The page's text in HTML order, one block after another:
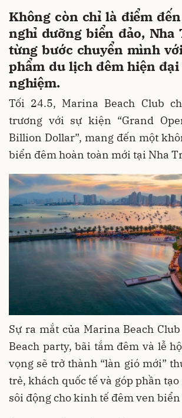
Không còn chỉ là điểm
nghỉ dưỡng biển đảo, Nha
từng bước chuyển mình
phẩm du lịch đêm hiện
nghiệm.
Tối 24.5, Marina Beach Club
trương với sự kiện “Grand
Billion Dollar”, mang đến một
biển đêm hoàn toàn mới tại Nha
Sự ra mắt của Marina Beach
Beach party, bãi tắm đêm và lễ
vọng sẽ trở thành “làn gió mới”
trẻ, khách quốc tế và góp phần
sôi động cho kinh tế đêm ven